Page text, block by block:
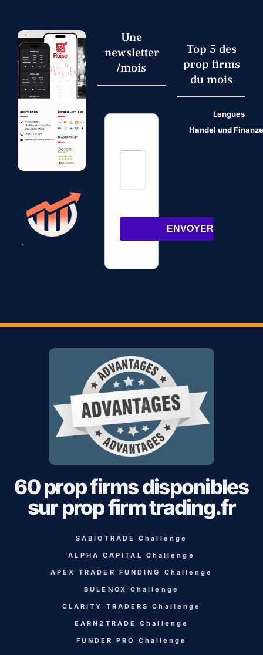
Une
newsletter
/mois
ENVOYER
Top 5 des
prop firms
du mois
Langues
Handel und
60 prop firms disponibles
sur prop firm trading.fr
SABIOTRADE Challenge
ALPHA CAPITAL Challenge
APEX TRADER FUNDING Challenge
BULENOX Challenge
CLARITY TRADERS Challenge
EARN2TRADE Challenge
FUNDER PRO Challenge